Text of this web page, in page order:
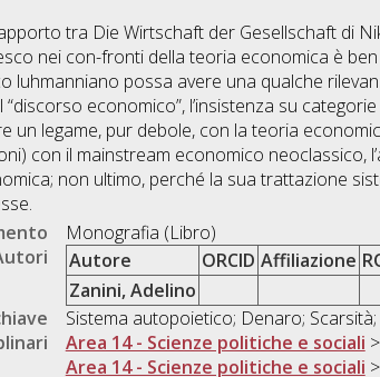
tra Die Wirtschaft der Gesellschaft di
nei con-fronti della teoria economica è
luhmanniano possa avere una qualche
“discorso economico”, l’insistenza su
un legame, pur debole, con la teoria
con il mainstream economico neoclassico,
non ultimo, perché la sua trattazione
Monografia (Libro)
Autore ORCID Affiliazione
Zanini, Adelino
Sistema autopoietico; Denaro;
Area 14 - Scienze politiche e sociali >
Area 14 - Scienze politiche e sociali >